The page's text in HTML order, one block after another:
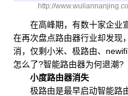
http://
在高峰期，有数十家企业
在再次盘点路由器行业却发现
消，仅剩小米、极路由、
怎么了?智能路由器为何退潮?
小度路由器消失
极路由是最早启动智能路